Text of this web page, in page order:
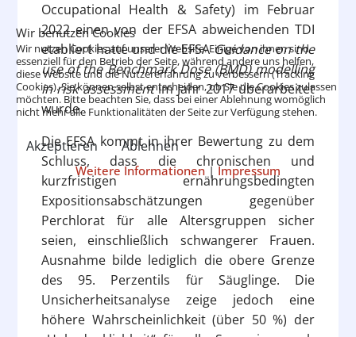
Occupational Health & Safety) im Februar
2022 einen von der EFSA abweichenden TDI
etabliert hatte und die EFSAGuidance on the
use of the Benchmark Dose (BMD) modelling
in risk assessmentim Jahr 2017 überarbeitet
wurde.
Die EFSA kommt in ihrer Bewertung zu dem
Schluss, dass die chronischen und
kurzfristigen ernährungsbedingten
Expositionsabschätzungen gegenüber
Perchlorat für alle Altersgruppen sicher
seien, einschließlich schwangerer Frauen.
Ausnahme bilde lediglich die obere Grenze
des 95. Perzentils für Säuglinge. Die
Unsicherheitsanalyse zeige jedoch eine
höhere Wahrscheinlichkeit (über 50 %) der
Wir benutzen Cookies
Wir nutzen Cookies auf unserer Website. Einige von ihnen sind
essenziell für den Betrieb der Seite, während andere uns helfen,
diese Website und die Nutzererfahrung zu verbessern (Tracking
Cookies). Sie können selbst entscheiden, ob Sie die Cookies zulassen
möchten. Bitte beachten Sie, dass bei einer Ablehnung womöglich
nicht mehr alle Funktionalitäten der Seite zur Verfügung stehen.
Akzeptieren Ablehnen
Weitere Informationen | Impressum